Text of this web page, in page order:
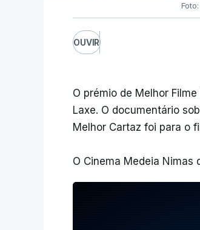
OUVIR
O prémio de Melhor
Laxe. O documentário
Melhor Cartaz foi para o
O Cinema Medeia